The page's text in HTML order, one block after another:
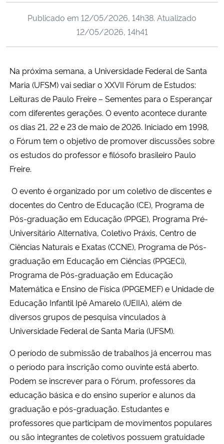
Ministério da Saúde
Ministério da Ciência, Tecnologia, Inovações e Comunicações
Ministério do Meio Ambiente
Ministério do Turismo
Ministério da Mulher, da Família e dos Direitos Humanos
Secretaria-Geral
Gabinete de Segurança Institucional
Advocacia-Geral da União
Banco Central do Brasil
Publicado em 12/05/2026, 14h38. Atualizado
12/05/2026, 14h41
Na próxima semana, a Universidade Federal de Santa
Maria (UFSM) vai sediar o XXVII Fórum de Estudos:
Leituras de Paulo Freire – Sementes para o Esperançar
com diferentes gerações. O evento acontece durante
os dias 21, 22 e 23 de maio de 2026. Iniciado em 1998,
o Fórum tem o objetivo de promover discussões sobre
os estudos do professor e filósofo brasileiro Paulo
Freire.
O evento é organizado por um coletivo de discentes e
docentes do Centro de Educação (CE), Programa de
Pós-graduação em Educação (PPGE), Programa Pré-
Universitário Alternativa, Coletivo Práxis, Centro de
Ciências Naturais e Exatas (CCNE), Programa de Pós-
graduação em Educação em Ciências (PPGECi),
Programa de Pós-graduação em Educação
Matemática e Ensino de Física (PPGEMEF) e Unidade de
Educação Infantil Ipê Amarelo (UEIIA), além de
diversos grupos de pesquisa vinculados à
Universidade Federal de Santa Maria (UFSM).
O período de submissão de trabalhos já encerrou mas
o período para inscrição como ouvinte está aberto.
Podem se inscrever para o Fórum, professores da
educação básica e do ensino superior e alunos da
graduação e pós-graduação. Estudantes e
professores que participam de movimentos populares
ou são integrantes de coletivos possuem gratuidade